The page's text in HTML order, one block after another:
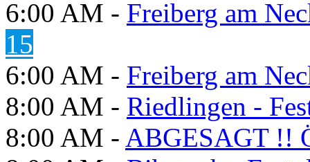
6:00 AM - Freiberg am
15
6:00 AM - Freiberg am
8:00 AM - Riedlingen -
8:00 AM - ABGESAGT !!